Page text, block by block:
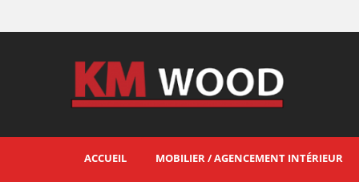
ACCUEIL MOBILIER / AGENCEMENT INTÉRIEUR